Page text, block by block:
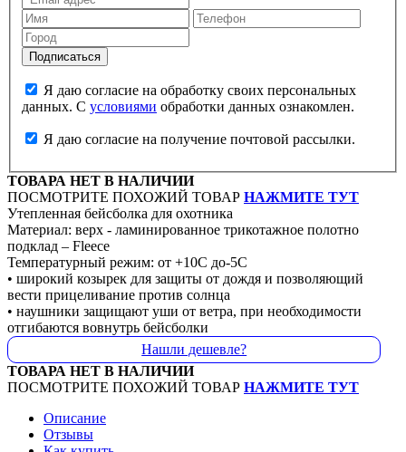
данных. С условиями обработки данных ознакомлен.
Я даю согласие на получение почтовой рассылки.
ТОВАРА НЕТ В НАЛИЧИИ
ПОСМОТРИТЕ ПОХОЖИЙ ТОВАР НАЖМИТЕ ТУТ
Утепленная бейсболка для охотника
Материал: верх - ламинированное трикотажное полотно
подклад – Fleece
Температурный режим: от +10С до-5С
• широкий козырек для защиты от дождя и позволяющий
вести прицеливание против солнца
• наушники защищают уши от ветра, при необходимости
отгибаются вовнутрь бейсболки
Нашли дешевле?
ТОВАРА НЕТ В НАЛИЧИИ
ПОСМОТРИТЕ ПОХОЖИЙ ТОВАР НАЖМИТЕ ТУТ
Описание
Отзывы